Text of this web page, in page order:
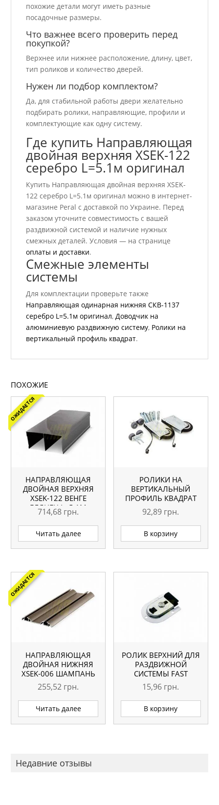
похожие детали могут иметь разные
посадочные размеры.
Что важнее всего проверить перед
покупкой?
Верхнее или нижнее расположение, длину, цвет,
тип роликов и количество дверей.
Нужен ли подбор комплектом?
Да, для стабильной работы двери желательно
подбирать ролики, направляющие, профили и
комплектующие как одну систему.
Где купить Направляющая
двойная верхняя ХSEK-122
серебро L=5.1м оригинал
Купить Направляющая двойная верхняя ХSEK-
122 серебро L=5.1м оригинал можно в интернет-
магазине Peral с доставкой по Украине. Перед
заказом уточните совместимость с вашей
раздвижной системой и наличие нужных
смежных деталей. Условия — на странице
оплаты и доставки.
Смежные элементы
системы
Для комплектации проверьте также
Направляющая одинарная нижняя СКВ-1137
серебро L=5.1м оригинал,Доводчик на
алюминиевую раздвижную систему, Ролики на
вертикальный профиль квадрат.
ПОХОЖИЕ
ОЖИДАЕТСЯ
НАПРАВЛЯЮЩАЯ
ДВОЙНАЯ ВЕРХНЯЯ
ХSEK-122 ВЕНГЕ
ГЛЯНЕЦ L=5.1М
ОРИГИНАЛ
714,68 грн.
Читать далее
РОЛИКИ НА
ВЕРТИКАЛЬНЫЙ
ПРОФИЛЬ КВАДРАТ
92,89 грн.
В корзину
ОЖИДАЕТСЯ
НАПРАВЛЯЮЩАЯ
ДВОЙНАЯ НИЖНЯЯ
ХSEK-006 ШАМПАНЬ
L=5.1М ОРИГИНАЛ
255,52 грн.
Читать далее
РОЛИК ВЕРХНИЙ ДЛЯ
РАЗДВИЖНОЙ
СИСТЕМЫ FAST
15,96 грн.
В корзину
Недавние отзывы